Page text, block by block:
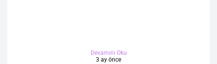
Devamını Oku
3 ay önce